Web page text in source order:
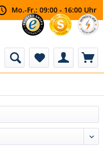
Mo.-Fr.: 09:00 - 16:00 Uhr